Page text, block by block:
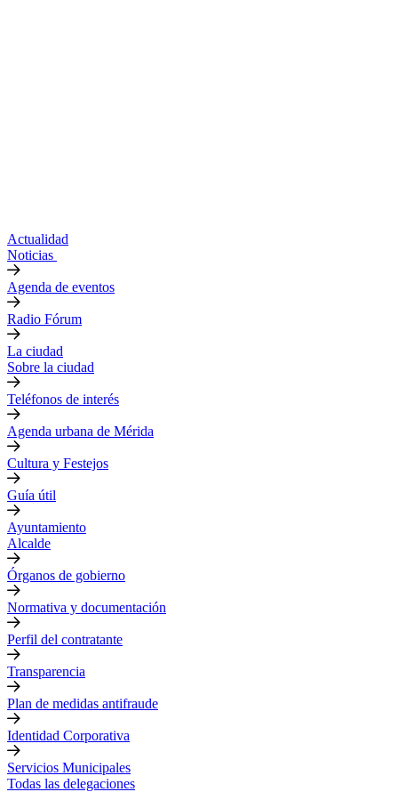
Actualidad
Noticias
Agenda de eventos
Radio Fórum
La ciudad
Sobre la ciudad
Teléfonos de interés
Agenda urbana de Mérida
Cultura y Festejos
Guía útil
Ayuntamiento
Alcalde
Órganos de gobierno
Normativa y documentación
Perfil del contratante
Transparencia
Plan de medidas antifraude
Identidad Corporativa
Servicios Municipales
Todas las delegaciones